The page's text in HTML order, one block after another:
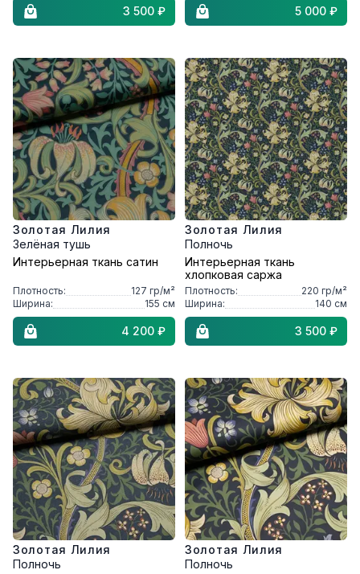
3 500 ₽ 5 000 ₽
Золотая Лилия
Зелёная тушь
Интерьерная ткань сатин
Плотность: 127 гр/м²
Ширина:
155 см
4 200 ₽
Золотая Лилия
Полночь
Интерьерная ткань
хлопковая саржа
Плотность: 220 гр/м²
Ширина:
140 см
3 500 ₽
Золотая Лилия
Полночь
Золотая Лилия
Полночь